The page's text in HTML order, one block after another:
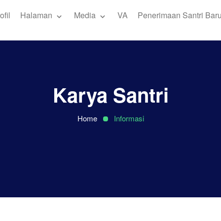
Halaman Media VA Penerimaan Santri Baru
Karya Santri
Home Informasi